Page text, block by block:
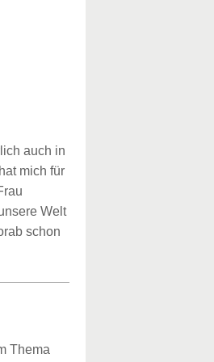
auch in
mich für
Welt
schon
Thema